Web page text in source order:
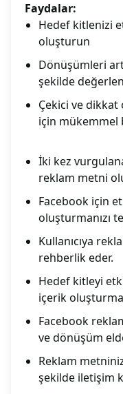
Faydalar:
Hedef kitlenizi
oluşturun
Dönüşümleri
şekilde
Çekici ve
için mükemmel
İki kez
reklam metni
Facebook için
oluşturmanızı
Kullanıcıya
rehberlik eder.
Hedef kitleyi
içerik
Facebook
ve dönüşüm
Reklam
şekilde iletişim